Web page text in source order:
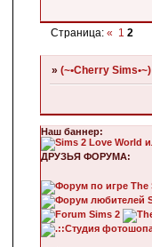
Страница: « 1 2
» (~•Cherry Sims•~)
Наш баннер:
ДРУЗЬЯ ФОРУМА: